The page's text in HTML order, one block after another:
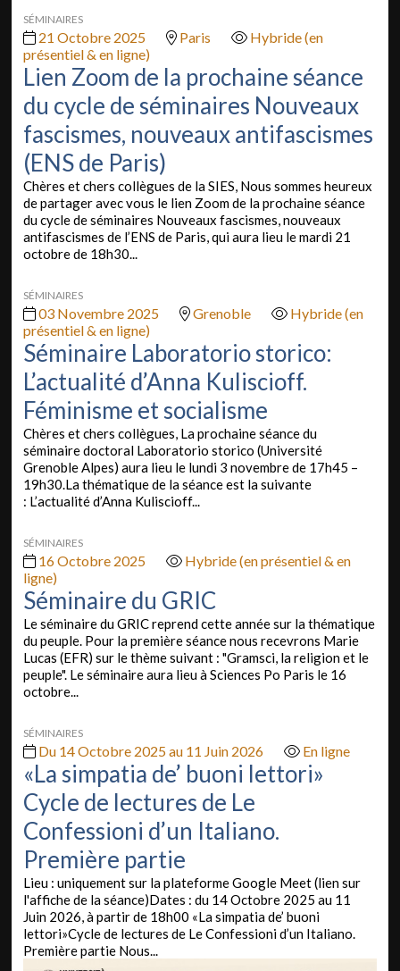
SÉMINAIRES
21 Octobre 2025 Paris
Hybride (en
présentiel & en ligne)
Lien Zoom de la prochaine séance
du cycle de séminaires Nouveaux
fascismes, nouveaux antifascismes
(ENS de Paris)
Chères et chers collègues de la SIES, Nous sommes heureux
de partager avec vous le lien Zoom de la prochaine séance
du cycle de séminaires Nouveaux fascismes, nouveaux
antifascismes de l’ENS de Paris, qui aura lieu le mardi 21
octobre de 18h30...
SÉMINAIRES
03 Novembre 2025 Grenoble
Hybride (en
présentiel & en ligne)
Séminaire Laboratorio storico:
L’actualité d’Anna Kuliscioff.
Féminisme et socialisme
Chères et chers collègues, La prochaine séance du
séminaire doctoral Laboratorio storico (Université
Grenoble Alpes) aura lieu le lundi 3 novembre de 17h45 –
19h30.La thématique de la séance est la suivante
: L’actualité d’Anna Kuliscioff...
SÉMINAIRES
16 Octobre 2025
Hybride (en présentiel & en
ligne)
Séminaire du GRIC
Le séminaire du GRIC reprend cette année sur la thématique
du peuple. Pour la première séance nous recevrons Marie
Lucas (EFR) sur le thème suivant : "Gramsci, la religion et le
peuple". Le séminaire aura lieu à Sciences Po Paris le 16
octobre...
SÉMINAIRES
Du 14 Octobre 2025 au 11 Juin 2026 En ligne
«La simpatia de’ buoni lettori»
Cycle de lectures de Le
Confessioni d’un Italiano.
Première partie
Lieu : uniquement sur la plateforme Google Meet (lien sur
l'affiche de la séance)Dates : du 14 Octobre 2025 au 11
Juin 2026, à partir de 18h00 «La simpatia de’ buoni
lettori»Cycle de lectures de Le Confessioni d’un Italiano.
Première partie Nous...